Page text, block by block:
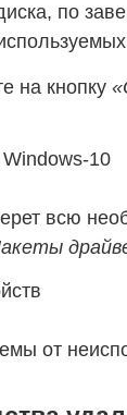
по
на кнопку
всю
от